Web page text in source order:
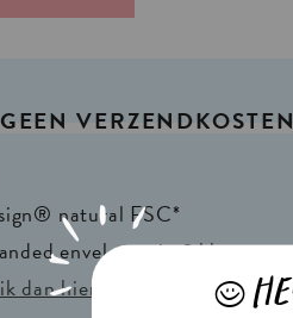
GEEN
natural FSC*
enveloppe in 2 kleuren
dan hier J